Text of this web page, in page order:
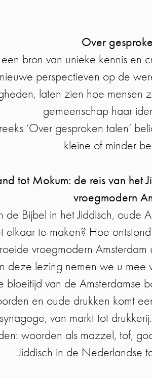
Over
bron van unieke kennis en
perspectieven op de
laten zien hoe mensen
gemeenschap haar
‘Over gesproken talen’
kleine of minder
tot Mokum: de reis van het
vroegmodern
Bijbel in het Jiddisch, oude
elkaar te maken? Hoe
vroegmodern Amsterdam
deze lezing nemen we u mee
bloeitijd van de Amsterdamse
en oude drukken komt
van markt tot
woorden als mazzel, tof,
Jiddisch in de Nederlandse